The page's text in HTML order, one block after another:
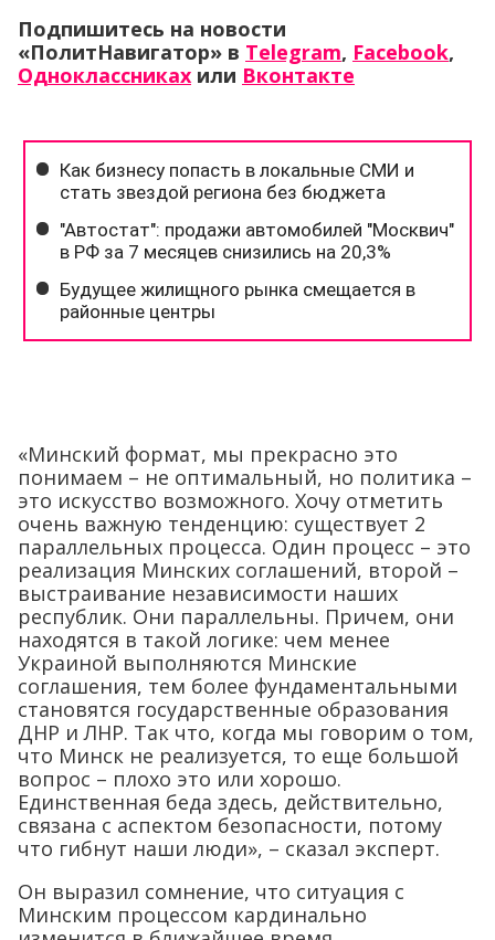
Подпишитесь на новости
«ПолитНавигатор» в Telegram, Facebook,
Одноклассниках или Вконтакте
«Минский формат, мы прекрасно это
понимаем – не оптимальный, но политика –
это искусство возможного. Хочу отметить
очень важную тенденцию: существует 2
параллельных процесса. Один процесс – это
реализация Минских соглашений, второй –
выстраивание независимости наших
республик. Они параллельны. Причем, они
находятся в такой логике: чем менее
Украиной выполняются Минские
соглашения, тем более фундаментальными
становятся государственные образования
ДНР и ЛНР. Так что, когда мы говорим о том,
что Минск не реализуется, то еще большой
вопрос – плохо это или хорошо.
Единственная беда здесь, действительно,
связана с аспектом безопасности, потому
что гибнут наши люди», – сказал эксперт.
Он выразил сомнение, что ситуация с
Минским процессом кардинально